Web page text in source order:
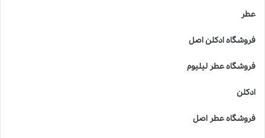
عطر
فروشگاه ادکلن اصل
فروشگاه عطر لیلیوم
ادکلن
فروشگاه عطر اصل